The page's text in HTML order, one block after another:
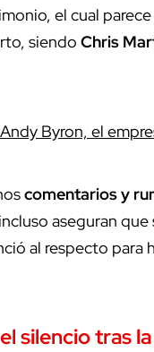
el cual
siendo Chris
Byron, el
comentarios y
aseguran
al respecto para
silencio tras